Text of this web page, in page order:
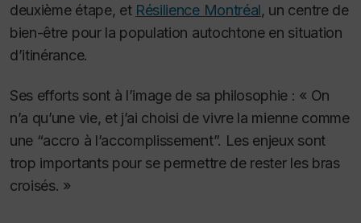
deuxième étape, et Résilience Montréal, un centre de
bien-être pour la population autochtone en situation
d’itinérance.
Ses efforts sont à l’image de sa philosophie : « On
n’a qu’une vie, et j’ai choisi de vivre la mienne comme
une “accro à l’accomplissement”. Les enjeux sont
trop importants pour se permettre de rester les bras
croisés. »